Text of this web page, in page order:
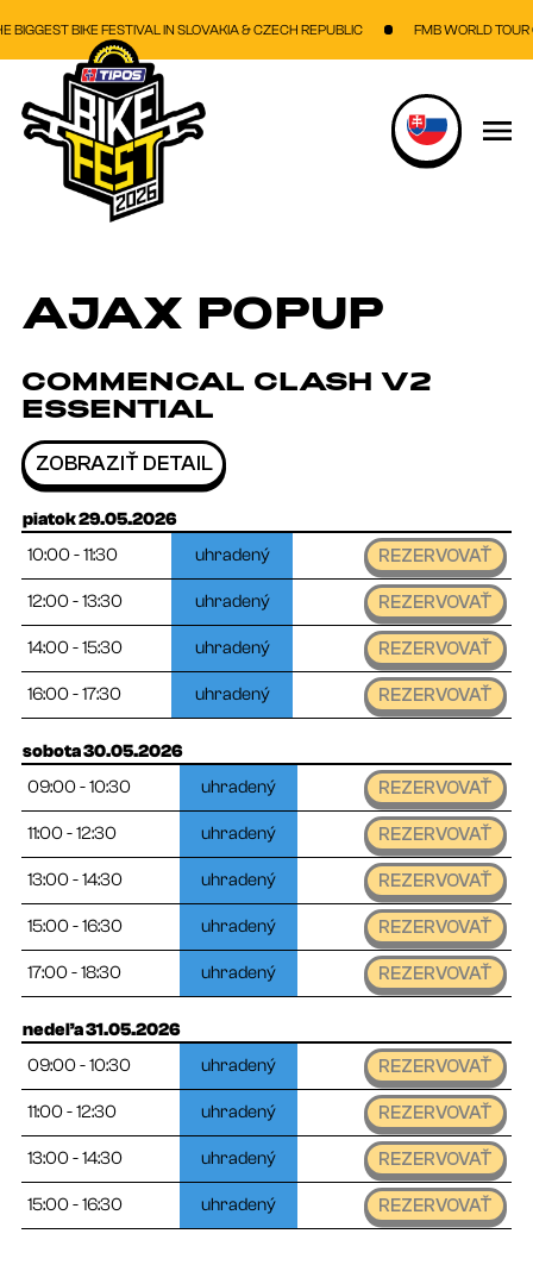
BIKE FESTIVAL IN SLOVAKIA & CZECH REPUBLIC FMB WORLD TOUR
AJAX POPUP
COMMENCAL CLASH V2
ESSENTIAL
ZOBRAZIŤ DETAIL
piatok 29.05.2026
10:00 - 11:30
uhradený REZERVOVAŤ
12:00 - 13:30 uhradený REZERVOVAŤ
14:00 - 15:30 uhradený REZERVOVAŤ
16:00 - 17:30 uhradený REZERVOVAŤ
sobota 30.05.2026
09:00 - 10:30
uhradený REZERVOVAŤ
11:00 - 12:30 uhradený REZERVOVAŤ
13:00 - 14:30 uhradený REZERVOVAŤ
15:00 - 16:30 uhradený REZERVOVAŤ
17:00 - 18:30 uhradený REZERVOVAŤ
nedeľa 31.05.2026
09:00 - 10:30
uhradený REZERVOVAŤ
11:00 - 12:30 uhradený REZERVOVAŤ
13:00 - 14:30 uhradený REZERVOVAŤ
15:00 - 16:30 uhradený REZERVOVAŤ